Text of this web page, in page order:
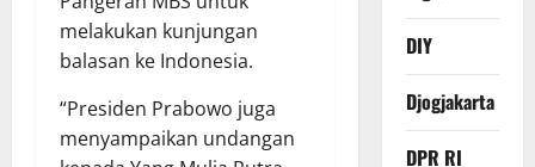
melakukan kunjungan
balasan ke Indonesia.
“Presiden Prabowo juga
menyampaikan undangan
DIY
Djogjakarta
DPR RI